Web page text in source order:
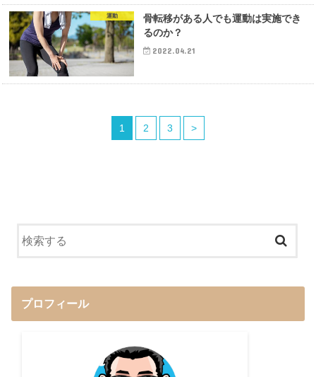
運動
骨転移がある人でも運動は実施でき
るのか？
2022.04.21
1 2 3 >
プロフィール